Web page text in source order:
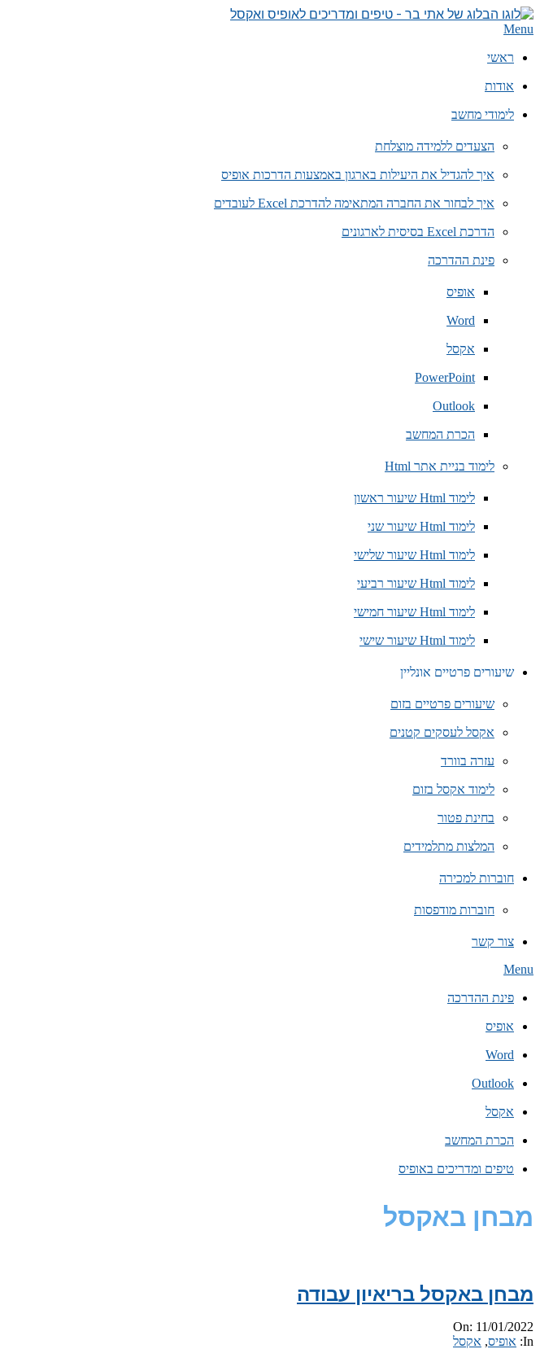
Skip
to
הבלוג
אתי
טיפים
ומדריכים
Primary
Menu
Menu
ראשי
אודות
לימודי מחשב
הצעדים ללמידה מוצלחת
איך להגדיל את היעילות בארגון באמצעות הדרכות אופיס
איך לבחור את החברה המתאימה להדרכת Excel לעובדים
הדרכת Excel בסיסית לארגונים
פינת ההדרכה
אופיס
Word
אקסל
PowerPoint
Outlook
הכרת המחשב
לימוד בניית אתר Html
לימוד Html שיעור ראשון
לימוד Html שיעור שני
לימוד Html שיעור שלישי
לימוד Html שיעור רביעי
לימוד Html שיעור חמישי
לימוד Html שיעור שישי
שיעורים פרטיים אונליין
שיעורים פרטיים בזום
אקסל לעסקים קטנים
עזרה בוורד
לימוד אקסל בזום
בחינת פטור
המלצות מתלמידים
חוברות למכירה
חוברות מודפסות
צור קשר
Secondary
Menu
Menu
פינת ההדרכה
אופיס
Word
Outlook
אקסל
הכרת המחשב
טיפים ומדריכים באופיס
מבחן באקסל
מבחן באקסל בריאיון עבודה
2022-
01-
On: 11/01/2022
In: אופיס, אקסל